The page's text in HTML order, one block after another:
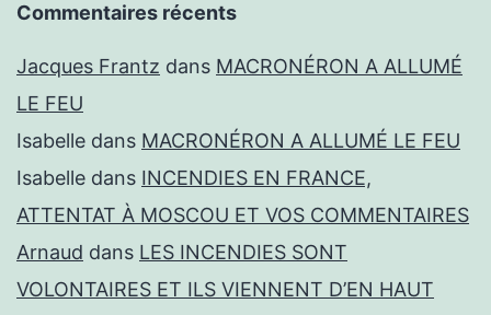
Commentaires récents
Jacques Frantz dans MACRONÉRON A ALLUMÉ
LE FEU
Isabelle dans MACRONÉRON A ALLUMÉ LE FEU
Isabelle dans INCENDIES EN FRANCE,
ATTENTAT À MOSCOU ET VOS COMMENTAIRES
Arnaud dans LES INCENDIES SONT
VOLONTAIRES ET ILS VIENNENT D’EN HAUT